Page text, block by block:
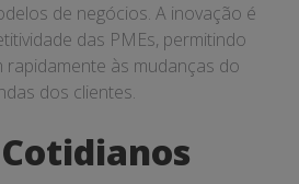
de negócios. A inovação é
das PMEs, permitindo
rapidamente às mudanças do
dos clientes.